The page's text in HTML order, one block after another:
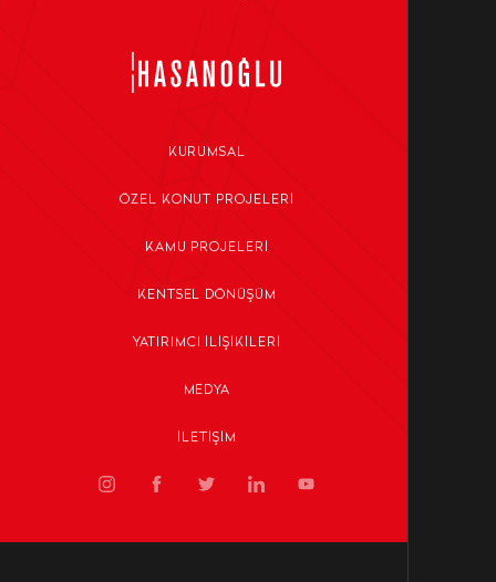
KURUMSAL
ÖZEL KONUT PROJELERI
KAMU PROJELERI
KENTSEL DÖNÜŞÜM
YATIRIMCI İLIŞIKILERI
MEDYA
İLETIŞIM